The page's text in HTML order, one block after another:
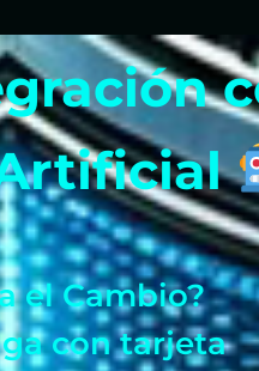
el Cambio?
con tarjeta